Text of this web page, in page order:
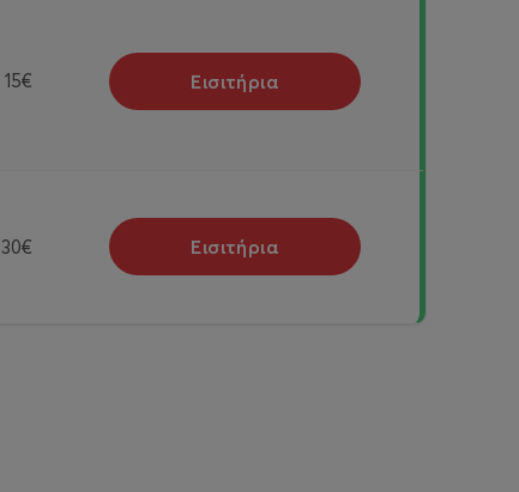
15€ Εισιτήρια
30€ Εισιτήρια